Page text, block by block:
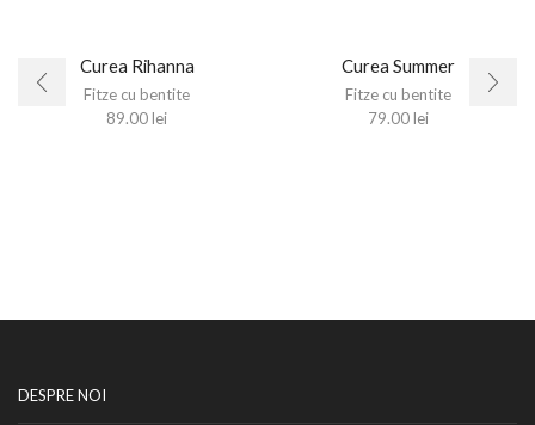
Curea Rihanna
Fitze cu bentite
89.00 lei
Curea Summer
Fitze cu bentite
79.00 lei
DESPRE NOI